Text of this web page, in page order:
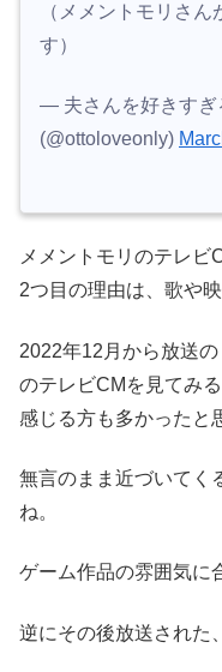
（メメントモリさ
す）
— 夫さんを好きすぎ
(@ottoloveonly)
メメントモリのテレビ
2つ目の理由は、歌や
2022年12月から放送
のテレビCMを見てみ
感じる方も多かったと
無言のまま近づいてく
ね。
ゲーム作品の雰囲気に
逆にその後放送された、